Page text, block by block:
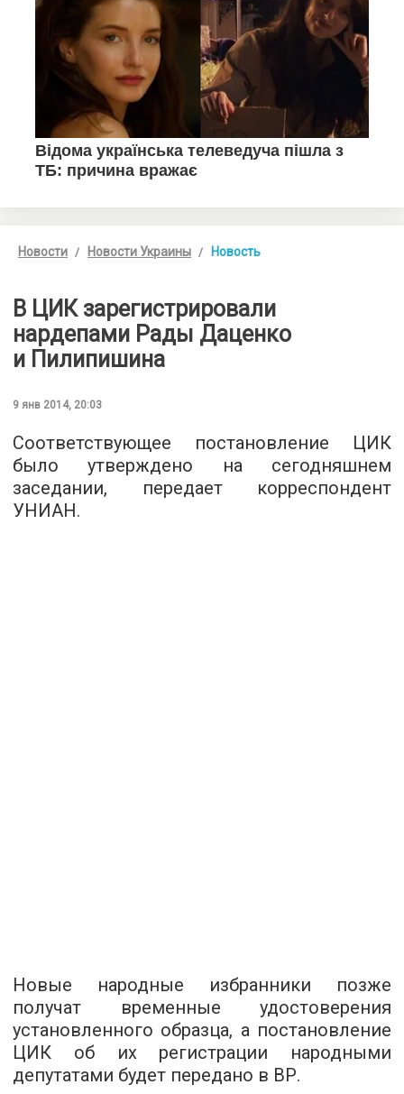
Новости Новости Украины Новость
В ЦИК зарегистрировали
нардепами Рады Даценко
и Пилипишина
9 янв 2014, 20:03
Соответствующее постановление ЦИК
было утверждено на сегодняшнем
заседании, передает корреспондент
УНИАН.
Новые народные избранники позже
получат временные удостоверения
установленного образца, а постановление
ЦИК об их регистрации народными
депутатами будет передано в ВР.